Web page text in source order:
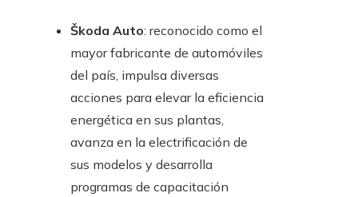
Škoda Auto: reconocido como el
mayor fabricante de automóviles
del país, impulsa diversas
acciones para elevar la eficiencia
energética en sus plantas,
avanza en la electrificación de
sus modelos y desarrolla
programas de capacitación